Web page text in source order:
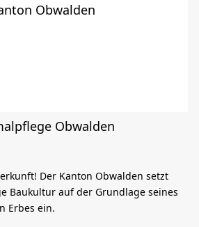
Obwalden
Der Kanton Obwalden setzt
Baukultur auf der Grundlage seines
Erbes ein.